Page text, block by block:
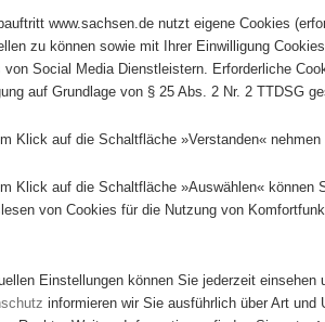
auf Karte anzeigen
Initiativen Projekte
45 Suchergebnisse
www.sachsen.de nutzt eigene Cookies
zu können sowie mit Ihrer Einwilligung
von Social Media Dienstleistern. Erforderliche
auf Grundlage von § 25 Abs. 2 Nr. 2 TTDSG
Klick auf die Schaltfläche »Verstanden« nehmen
Klick auf die Schaltfläche »Auswählen« können
von Cookies für die Nutzung von
Einstellungen können Sie jederzeit einsehen
informieren wir Sie ausführlich über Art und